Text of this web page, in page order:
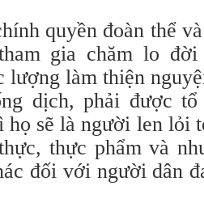
quyền đoàn thể
gia chăm lo
lượng làm thiện
dịch, phải được
họ sẽ là người len lỏi
thực phẩm và
đối với người dân